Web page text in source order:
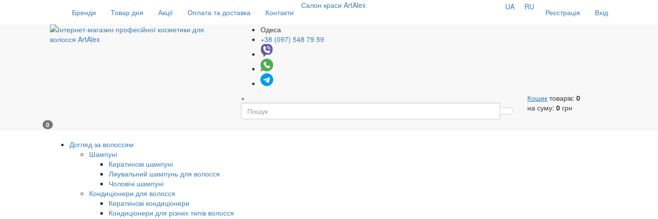
Бренди Товар дня Акції Оплата та доставка Контакти
Салон краси ArtAlex
Реєстрація Вхід
UA RU
Одеса
+38 (097) 548 79 59
× Кошик товарів: 0
на суму: 0 грн
0
Догляд за волоссям
Шампуні
Кератинові шампуні
Лікувальний шампунь для волосся
Чоловічі шампуні
Кондиціонери для волосся
Кератинові кондиціонери
Кондиціонери для різних типів волосся